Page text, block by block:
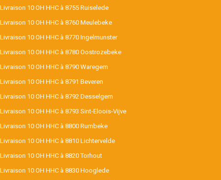
Livraison 10 OH HHC à 8755 Ruiselede
Livraison 10 OH HHC à 8760 Meulebeke
Livraison 10 OH HHC à 8770 Ingelmunster
Livraison 10 OH HHC à 8780 Oostrozebeke
Livraison 10 OH HHC à 8790 Waregem
Livraison 10 OH HHC à 8791 Beveren
Livraison 10 OH HHC à 8792 Desselgem
Livraison 10 OH HHC à 8793 Sint-Eloois-Vijve
Livraison 10 OH HHC à 8800 Rumbeke
Livraison 10 OH HHC à 8810 Lichtervelde
Livraison 10 OH HHC à 8820 Torhout
Livraison 10 OH HHC à 8830 Hooglede